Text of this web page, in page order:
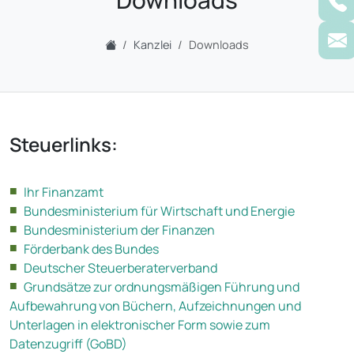
Kanzlei Downloads
Steuerlinks:
Ihr Finanzamt
Bundesministerium für Wirtschaft und Energie
Bundesministerium der Finanzen
Förderbank des Bundes
Deutscher Steuerberaterverband
Grundsätze zur ordnungsmäßigen Führung und
Aufbewahrung von Büchern, Aufzeichnungen und
Unterlagen in elektronischer Form sowie zum
Datenzugriff (GoBD)